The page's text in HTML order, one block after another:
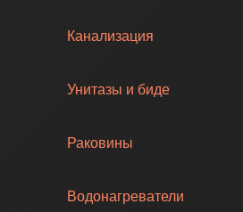
Канализация
Унитазы и биде
Раковины
Водонагреватели